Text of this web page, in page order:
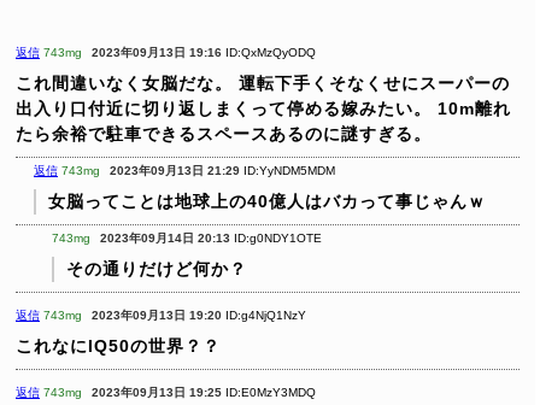
返信 743mg 2023年09月13日 19:16 ID:QxMzQyODQ
これ間違いなく女脳だな。
運転下手くそなくせにスーパーの
出入り口付近に切り返しまくって停める嫁みたい。
10m離れ
たら余裕で駐車できるスペースあるのに謎すぎる。
返信 743mg 2023年09月13日 21:29 ID:YyNDM5MDM
女脳ってことは地球上の40億人はバカって事じゃんｗ
743mg 2023年09月14日 20:13 ID:g0NDY1OTE
その通りだけど何か？
返信 743mg 2023年09月13日 19:20 ID:g4NjQ1NzY
これなにIQ50の世界？？
返信 743mg 2023年09月13日 19:25 ID:E0MzY3MDQ